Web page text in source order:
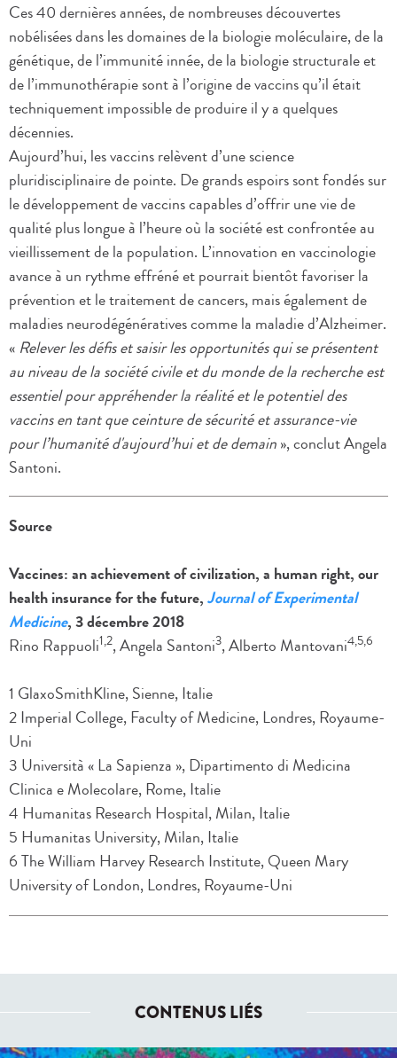
Ces 40 dernières années, de nombreuses découvertes
nobélisées dans les domaines de la biologie moléculaire, de la
génétique, de l’immunité innée, de la biologie structurale et
de l’immunothérapie sont à l’origine de vaccins qu’il était
techniquement impossible de produire il y a quelques
décennies.
Aujourd’hui, les vaccins relèvent d’une science
pluridisciplinaire de pointe. De grands espoirs sont fondés sur
le développement de vaccins capables d’offrir une vie de
qualité plus longue à l’heure où la société est confrontée au
vieillissement de la population. L’innovation en vaccinologie
avance à un rythme effréné et pourrait bientôt favoriser la
prévention et le traitement de cancers, mais également de
maladies neurodégénératives comme la maladie d’Alzheimer.
« Relever les défis et saisir les opportunités qui se présentent
au niveau de la société civile et du monde de la recherche est
essentiel pour appréhender la réalité et le potentiel des
vaccins en tant que ceinture de sécurité et assurance-vie
pour l’humanité d'aujourd’hui et de demain», conclut Angela
Santoni.
Source
Vaccines: an achievement of civilization, a human right, our
health insurance for the future,Journal of Experimental
Medicine, 3 décembre 2018
Rino Rappuoli1,2, Angela Santoni3, Alberto Mantovani4,5,6
1 GlaxoSmithKline, Sienne, Italie
2 Imperial College, Faculty of Medicine, Londres, Royaume-
Uni
3 Università « La Sapienza », Dipartimento di Medicina
Clinica e Molecolare, Rome, Italie
4 Humanitas Research Hospital, Milan, Italie
5 Humanitas University, Milan, Italie
6 The William Harvey Research Institute, Queen Mary
University of London, Londres, Royaume-Uni
CONTENUS LIÉS